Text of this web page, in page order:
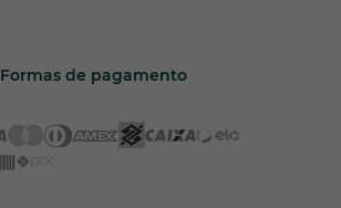
Formas de pagamento